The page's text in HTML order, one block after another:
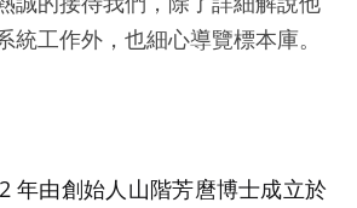
統工作外，也細心導覽標本庫。
年由創始人山階芳麿博士成立於